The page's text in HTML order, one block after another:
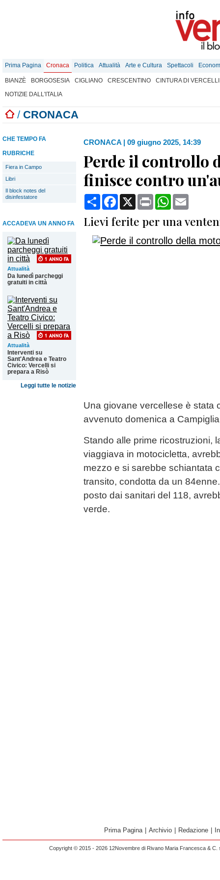
Prima Pagina Cronaca Politica Attualità Arte e Cultura Spettacoli
BIANZÈ BORGOSESIA CIGLIANO CRESCENTINO
CINTURA DI VERCELLI
NOTIZIE DALL'ITALIA
/ CRONACA
CHE TEMPO FA
RUBRICHE
Fiera in Campo
Libri
Il block notes del
disinfestatore
ACCADEVA UN ANNO FA
Attualità
Da lunedì parcheggi
gratuiti in città
Attualità
Interventi su
Sant'Andrea e Teatro
Civico: Vercelli si
prepara a Risò
Leggi tutte le notizie
CRONACA | 09 giugno 2025, 14:39
Perde il controllo
finisce contro
CondividiFacebook
X Print WhatsApp
Lievi ferite per una
Una giovane vercellese è stata
avvenuto domenica a
Stando alle prime ricostruzioni,
viaggiava in motocicletta,
mezzo e si sarebbe schiantata
transito, condotta da un
posto dai sanitari del 118,
verde.
Prima Pagina Archivio Redazione
Copyright © 2015 - 2026 12Novembre di Rivano Maria Francesca &